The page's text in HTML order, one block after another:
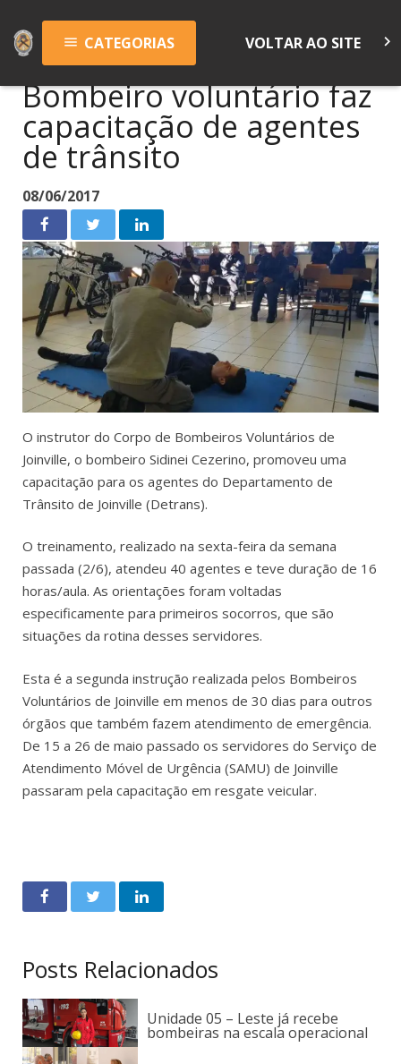
menu CATEGORIAS VOLTAR AO SITE keyboard_arrow_right
Bombeiro voluntário faz
capacitação de agentes
de trânsito
08/06/2017
O instrutor do Corpo de Bombeiros Voluntários de
Joinville, o bombeiro Sidinei Cezerino, promoveu uma
capacitação para os agentes do Departamento de
Trânsito de Joinville (Detrans).
O treinamento, realizado na sexta-feira da semana
passada (2/6), atendeu 40 agentes e teve duração de 16
horas/aula. As orientações foram voltadas
especificamente para primeiros socorros, que são
situações da rotina desses servidores.
Esta é a segunda instrução realizada pelos Bombeiros
Voluntários de Joinville em menos de 30 dias para outros
órgãos que também fazem atendimento de emergência.
De 15 a 26 de maio passado os servidores do Serviço de
Atendimento Móvel de Urgência (SAMU) de Joinville
passaram pela capacitação em resgate veicular.
Posts Relacionados
Unidade 05 – Leste já recebe
bombeiras na escala operacional